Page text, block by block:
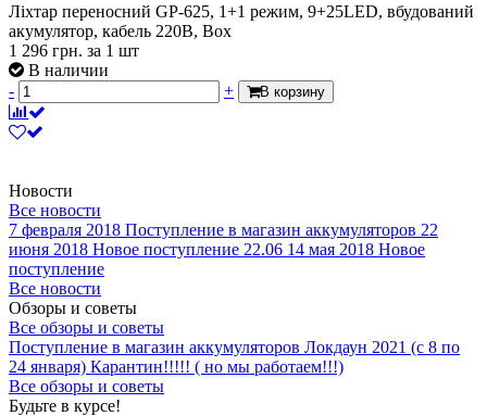
Ліхтар переносний GP-625, 1+1 режим, 9+25LED, вбудований
акумулятор, кабель 220B, Box
1 296 грн. за 1 шт
В наличии
-
+ В корзину
Новости
Все новости
7 февраля 2018 Поступление в магазин аккумуляторов 22
июня 2018 Новое поступление 22.06 14 мая 2018 Новое
поступление
Все новости
Обзоры и советы
Все обзоры и советы
Поступление в магазин аккумуляторов Локдаун 2021 (с 8 по
24 января) Карантин!!!!! ( но мы работаем!!!)
Все обзоры и советы
Будьте в курсе!